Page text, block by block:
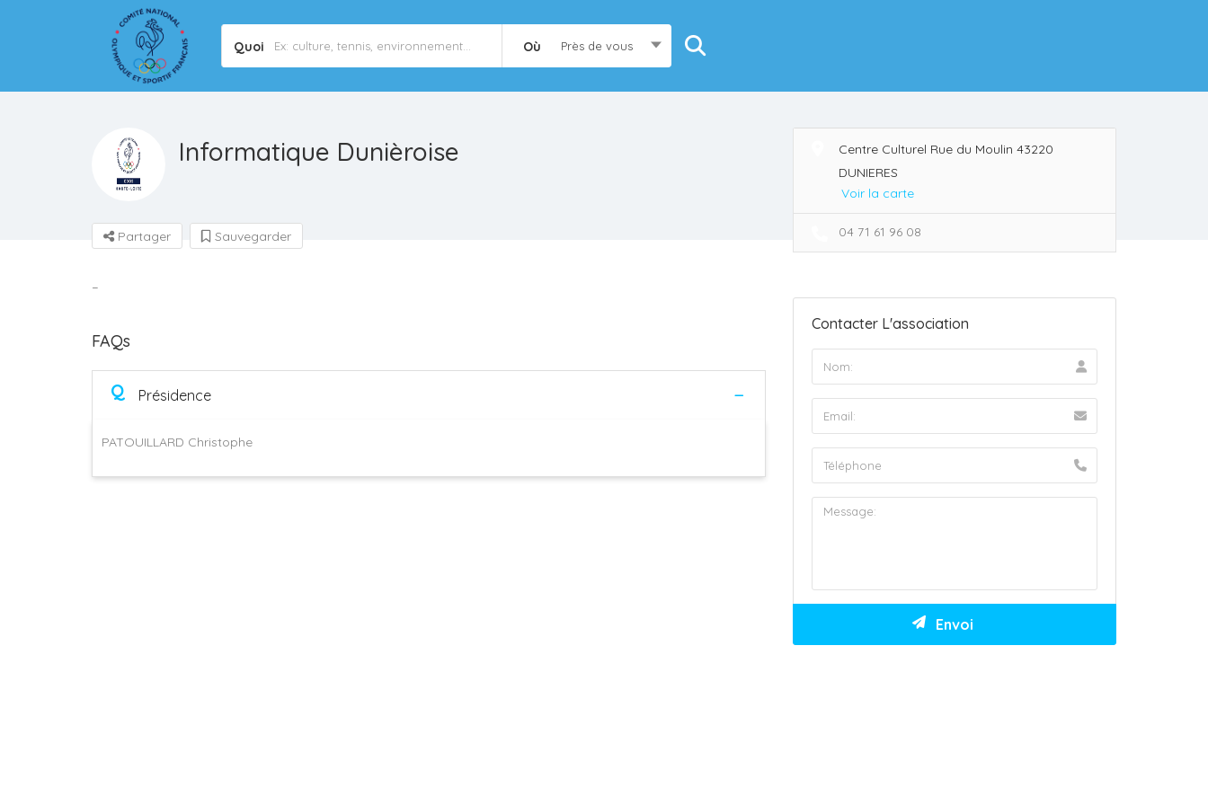
Quoi Où Près de vous
Informatique Dunièroise
Partager Sauvegarder
–
FAQs
Q Présidence
PATOUILLARD Christophe
Centre Culturel Rue du Moulin 43220
DUNIERES
Voir la carte
04 71 61 96 08
Contacter L'association